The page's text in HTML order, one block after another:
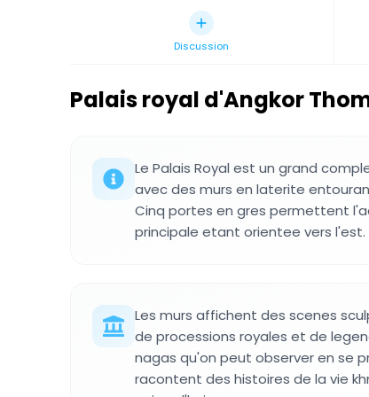
Discussion
Palais royal d'Angkor
Le Palais Royal est un grand
avec des murs en laterite
Cinq portes en gres permettent
principale etant orientee vers l'est.
Les murs affichent des scenes
de processions royales et de
nagas qu'on peut observer en se
racontent des histoires de la vie